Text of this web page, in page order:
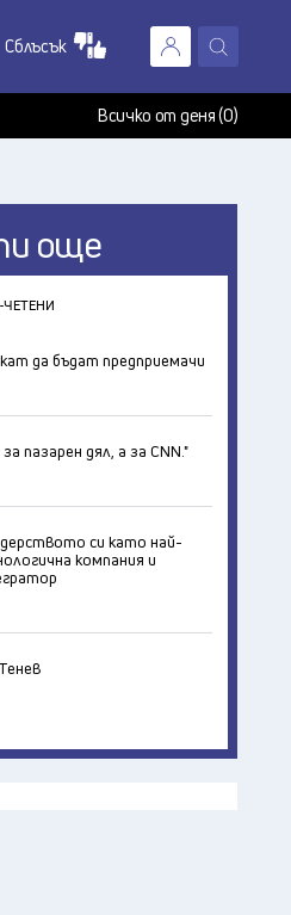
Сблъсък
Всичко от деня (0)
още
ЧЕТЕНИ
да бъдат предприемачи
пазарен дял, а за CNN."
си като най-
компания и